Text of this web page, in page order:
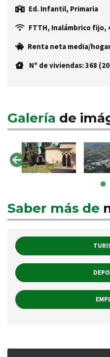
Ed. Infantil, Primaria
FTTH, Inalámbrico fijo,
Renta neta media/
Nº de viviendas: 368
Galería de
Saber más de